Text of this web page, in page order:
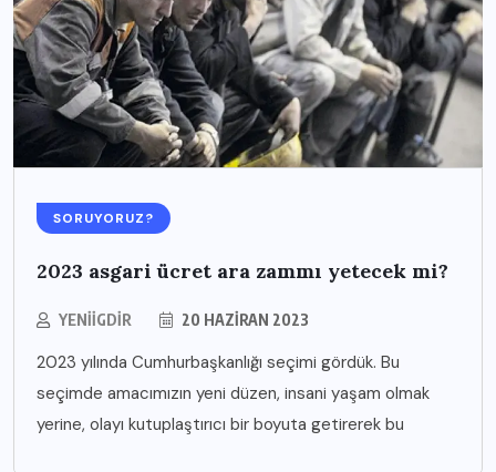
SORUYORUZ?
2023 asgari ücret ara zammı yetecek mi?
YENIIGDIR 20 HAZIRAN 2023
2023 yılında Cumhurbaşkanlığı seçimi gördük. Bu
seçimde amacımızın yeni düzen, insani yaşam olmak
yerine, olayı kutuplaştırıcı bir boyuta getirerek bu